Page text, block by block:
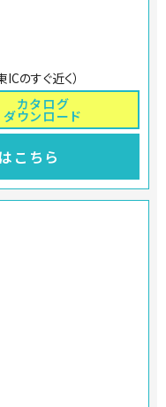
のすぐ近く）
カタログ
ダウンロード
こちら